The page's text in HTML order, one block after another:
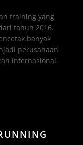
training yang
tahun 2016.
banyak
perusahaan
internasional.